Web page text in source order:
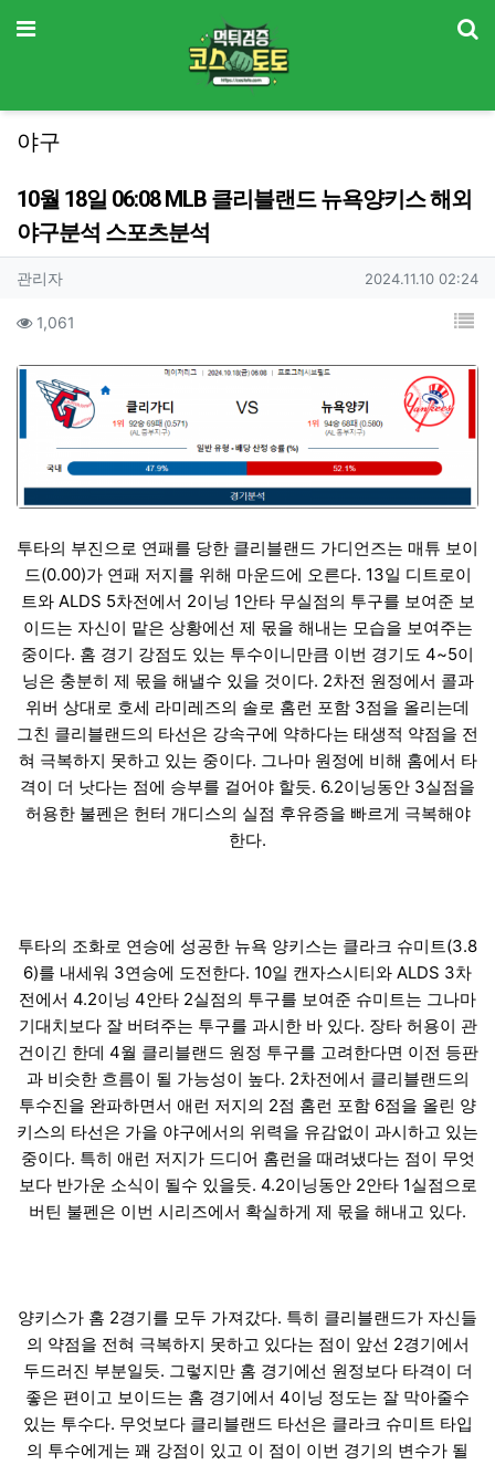
메뉴
야구
10월 18일 06:08 MLB 클리블랜드 뉴욕양키스 해외
야구분석 스포츠분석
작성자 정보
관리자작성 작성일
2024.11.10 02:24
컨텐츠 정보
1,061 목
본문
투타의 부진으로 연패를 당한 클리블랜드 가디언즈는 매튜 보이
드(0.00)가 연패 저지를 위해 마운드에 오른다. 13일 디트로이
트와 ALDS 5차전에서 2이닝 1안타 무실점의 투구를 보여준 보
이드는 자신이 맡은 상황에선 제 몫을 해내는 모습을 보여주는
중이다. 홈 경기 강점도 있는 투수이니만큼 이번 경기도 4~5이
닝은 충분히 제 몫을 해낼수 있을 것이다. 2차전 원정에서 콜과
위버 상대로 호세 라미레즈의 솔로 홈런 포함 3점을 올리는데
그친 클리블랜드의 타선은 강속구에 약하다는 태생적 약점을 전
혀 극복하지 못하고 있는 중이다. 그나마 원정에 비해 홈에서 타
격이 더 낫다는 점에 승부를 걸어야 할듯. 6.2이닝동안 3실점을
허용한 불펜은 헌터 개디스의 실점 후유증을 빠르게 극복해야
한다.
투타의 조화로 연승에 성공한 뉴욕 양키스는 클라크 슈미트(3.8
6)를 내세워 3연승에 도전한다. 10일 캔자스시티와 ALDS 3차
전에서 4.2이닝 4안타 2실점의 투구를 보여준 슈미트는 그나마
기대치보다 잘 버텨주는 투구를 과시한 바 있다. 장타 허용이 관
건이긴 한데 4월 클리블랜드 원정 투구를 고려한다면 이전 등판
과 비슷한 흐름이 될 가능성이 높다. 2차전에서 클리블랜드의
투수진을 완파하면서 애런 저지의 2점 홈런 포함 6점을 올린 양
키스의 타선은 가을 야구에서의 위력을 유감없이 과시하고 있는
중이다. 특히 애런 저지가 드디어 홈런을 때려냈다는 점이 무엇
보다 반가운 소식이 될수 있을듯. 4.2이닝동안 2안타 1실점으로
버틴 불펜은 이번 시리즈에서 확실하게 제 몫을 해내고 있다.
양키스가 홈 2경기를 모두 가져갔다. 특히 클리블랜드가 자신들
의 약점을 전혀 극복하지 못하고 있다는 점이 앞선 2경기에서
두드러진 부분일듯. 그렇지만 홈 경기에선 원정보다 타격이 더
좋은 편이고 보이드는 홈 경기에서 4이닝 정도는 잘 막아줄수
있는 투수다. 무엇보다 클리블랜드 타선은 클라크 슈미트 타입
의 투수에게는 꽤 강점이 있고 이 점이 이번 경기의 변수가 될